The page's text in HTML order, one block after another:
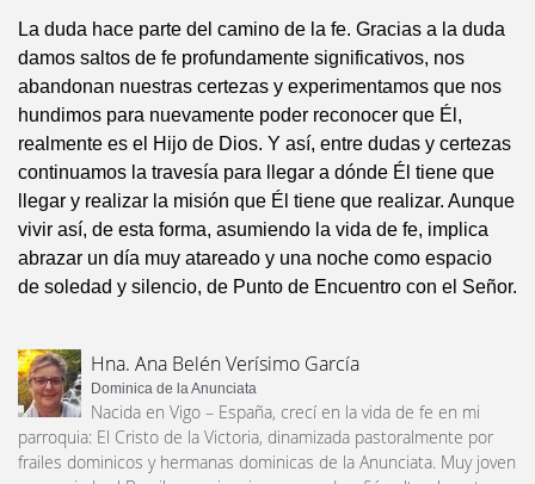
La duda hace parte del camino de la fe. Gracias a la duda
damos saltos de fe profundamente significativos, nos
abandonan nuestras certezas y experimentamos que nos
hundimos para nuevamente poder reconocer que Él,
realmente es el Hijo de Dios. Y así, entre dudas y certezas
continuamos la travesía para llegar a dónde Él tiene que
llegar y realizar la misión que Él tiene que realizar. Aunque
vivir así, de esta forma, asumiendo la vida de fe, implica
abrazar un día muy atareado y una noche como espacio
de soledad y silencio, de Punto de Encuentro con el Señor.
Hna. Ana Belén Verísimo García
Dominica de la Anunciata
Nacida en Vigo – España, crecí en la vida de fe en mi
parroquia: El Cristo de la Victoria, dinamizada pastoralmente por
frailes dominicos y hermanas dominicas de la Anunciata. Muy joven